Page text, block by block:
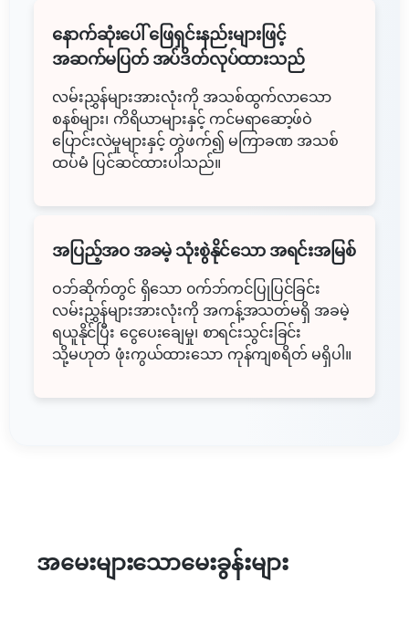
နောက်ဆုံးပေါ် ဖြေရှင်းနည်းများဖြင့်
အဆက်မပြတ် အပ်ဒိတ်လုပ်ထားသည်
လမ်းညွှန်များအားလုံးကို အသစ်ထွက်လာသော
စနစ်များ၊ ကိရိယာများနှင့် ကင်မရာဆော့ဖ်ဝဲ
ပြောင်းလဲမှုများနှင့် တွဲဖက်၍ မကြာခဏ အသစ်
ထပ်မံ ပြင်ဆင်ထားပါသည်။
အပြည့်အဝ အခမဲ့ သုံးစွဲနိုင်သော အရင်းအမြစ်
ဝဘ်ဆိုက်တွင် ရှိသော ၀က်ဘ်ကင်ပြုပြင်ခြင်း
လမ်းညွှန်များအားလုံးကို အကန့်အသတ်မရှိ အခမဲ့
ရယူနိုင်ပြီး ငွေပေးချေမှု၊ စာရင်းသွင်းခြင်း
သို့မဟုတ် ဖုံးကွယ်ထားသော ကုန်ကျစရိတ် မရှိပါ။
အမေးများသောမေးခွန်းများ